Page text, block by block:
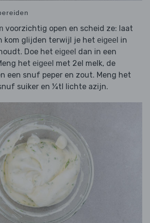
voorzichtig open en scheid ze: laat
kom glijden terwijl je het eigeel in
Doe het eigeel dan in een
het eigeel met 2el melk, de
een snuf peper en zout. Meng het
suiker en ¼tl lichte azijn.